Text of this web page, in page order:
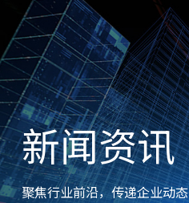
新闻资讯
聚焦行业前沿，传递企业动态